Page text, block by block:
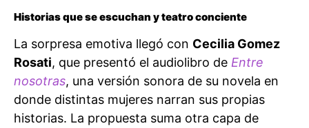
Historias que se escuchan y teatro conciente
La sorpresa emotiva llegó con Cecilia Gomez
Rosati, que presentó el audiolibro de Entre
nosotras, una versión sonora de su novela en
donde distintas mujeres narran sus propias
historias. La propuesta suma otra capa de